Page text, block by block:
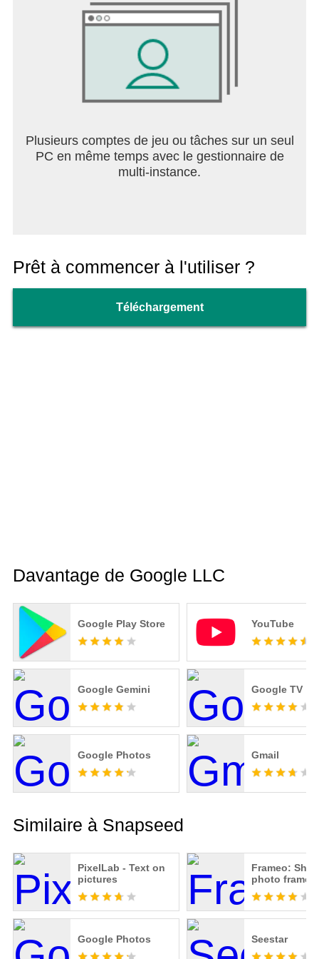
droit sorti de la chambre noire
• et bien plus encore !
Plusieurs comptes de jeu ou tâches sur un seul
PC en même temps avec le gestionnaire de
multi-instance.
Prêt à commencer à l'utiliser ?
Téléchargement
Davantage de Google LLC
Google Play Store YouTube
Google Gemini Google TV
Google Photos Gmail
Similaire à Snapseed
PixelLab - Text on
pictures
Frameo:
photo frames
Google Photos Seestar